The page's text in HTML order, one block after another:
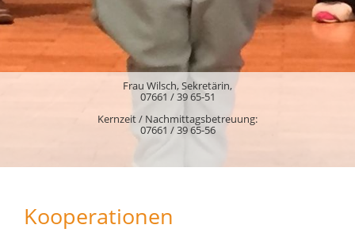
Frau Wilsch, Sekretärin,
07661 / 39 65-51
Kernzeit / Nachmittagsbetreuung:
07661 / 39 65-56
Kooperationen